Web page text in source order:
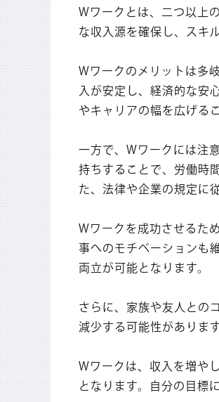
Wワークとは、二つ以上
な収入源を確保し、スキ
Wワークのメリットは多
入が安定し、経済的な安
やキャリアの幅を広げる
一方で、Wワークには注
持ちすることで、労働時
た、法律や企業の規定に
Wワークを成功させるた
事へのモチベーションも
両立が可能となります。
さらに、家族や友人との
減少する可能性がありま
Wワークは、収入を増や
となります。自分の目標